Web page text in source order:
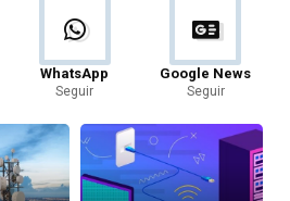
WhatsApp
Seguir
Google News
Seguir